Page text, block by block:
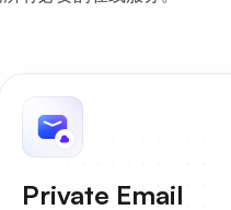
Private Email